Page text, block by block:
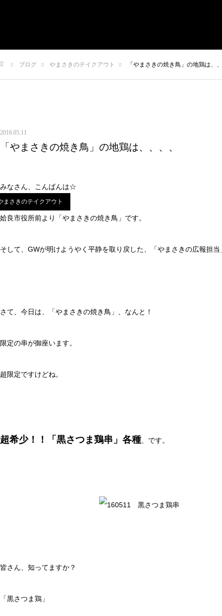
ブログ やまさきのテイクアウト 「やまさきの焼き鳥」の地鶏は、
2016.05.11
「やまさきの焼き鳥」の地鶏は、、、、
まさきのテイクアウト
みなさん、こんばんは☆
姶良市役所前より「やまさきの焼き鳥」です。
そして、GWが明けようやく平静を取り戻した、「やまさきの広報担当
さて、今日は、「やまさきの焼き鳥」、なんと！
限定の串が御座います。
超限定ですけどね。
超希少！！「黒さつま鶏串」各種 、です。
皆さん、知ってますか？
「黒さつま鶏」